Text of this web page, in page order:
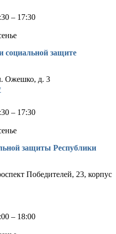
– 17:30
социальной защите
Ожешко, д. 3
– 17:30
защиты Республики
Победителей, 23, корпус
– 18:00